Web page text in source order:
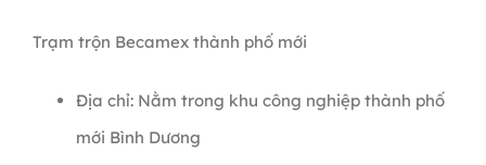
Trạm trộn Becamex thành phố mới
Địa chỉ: Nằm trong khu công nghiệp thành phố
mới Bình Dương